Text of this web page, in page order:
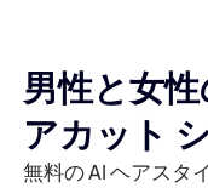
男性と女
アカット
無料の AI ヘアスタ